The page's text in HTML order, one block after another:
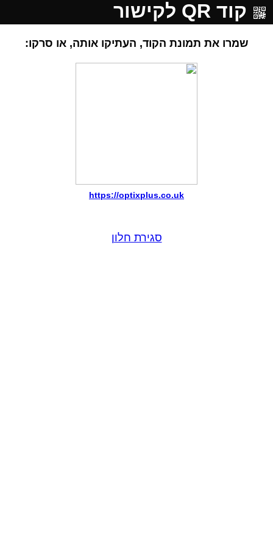
קוד QR לקישור
שמרו את תמונת הקוד, העתיקו אותה, או סרקו:
https://optixplus.co.uk
סגירת חלון